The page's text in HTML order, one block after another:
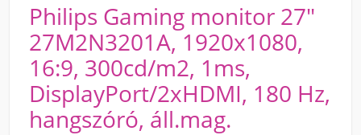
Philips Gaming monitor 27"
27M2N3201A, 1920x1080,
16:9, 300cd/m2, 1ms,
DisplayPort/2xHDMI, 180 Hz,
hangszóró, áll.mag.